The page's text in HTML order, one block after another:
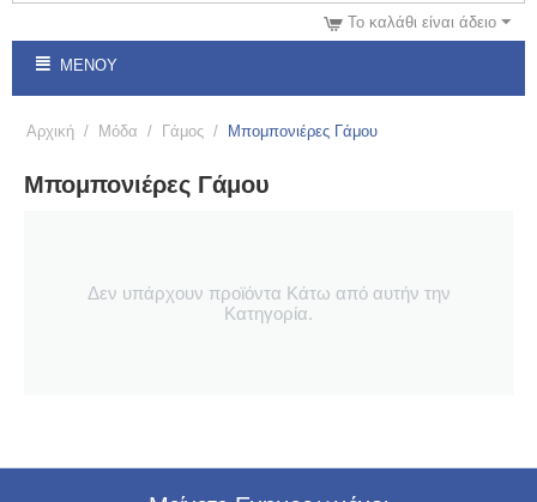
Το καλάθι είναι άδειο
ΜΕΝΟΎ
Αρχική / Μόδα / Γάμος / Μπομπονιέρες Γάμου
Μπομπονιέρες Γάμου
Δεν υπάρχουν προϊόντα Κάτω από αυτήν την
Κατηγορία.